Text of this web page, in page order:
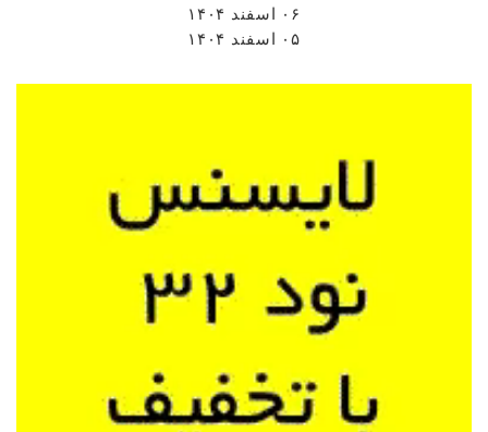
۰۶ اسفند ۱۴۰۴
۰۵ اسفند ۱۴۰۴